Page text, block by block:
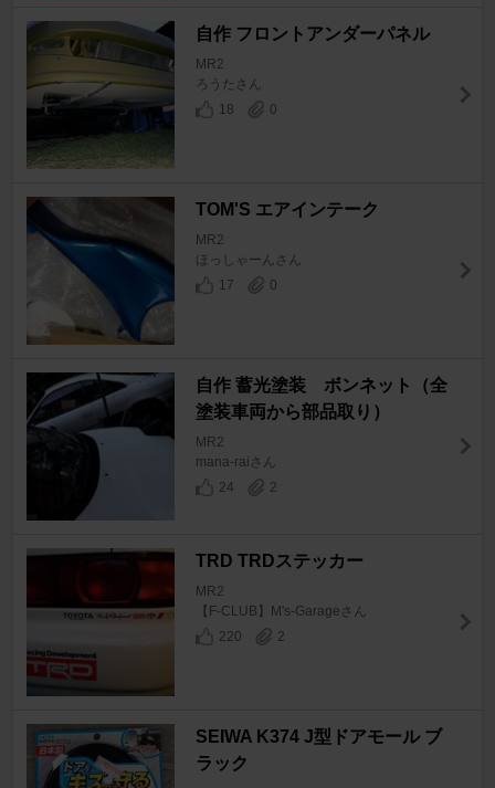
自作 フロントアンダーパネル
MR2
ろうたさん
18
0
TOM'S エアインテーク
MR2
ほっしゃーんさん
17
0
自作 蓄光塗装 ボンネット（全
塗装車両から部品取り）
MR2
mana-raiさん
24
2
TRD TRDステッカー
MR2
【F-CLUB】M's-Garageさん
220
2
SEIWA K374 J型ドアモール ブ
ラック